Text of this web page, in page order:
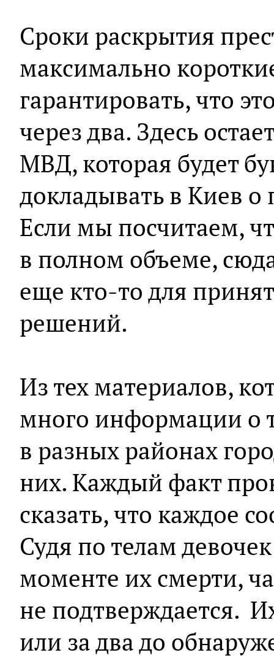
Сроки раскрытия
максимально
гарантировать, что
через два. Здесь
МВД, которая будет
докладывать в Киев о
Если мы посчитаем,
в полном объеме,
еще кто-то для
решений.
Из тех материалов,
много информации о
в разных районах
них. Каждый факт
сказать, что каждое
Судя по телам
моменте их смерти,
не подтверждается.
или за два до